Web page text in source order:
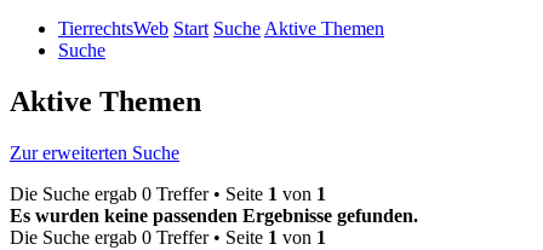
TierrechtsWeb Start SucheAktive Themen
Suche
Aktive Themen
Zur erweiterten Suche
Die Suche ergab 0 Treffer • Seite 1 von 1
Es wurden keine passenden Ergebnisse gefunden.
Die Suche ergab 0 Treffer • Seite 1 von 1